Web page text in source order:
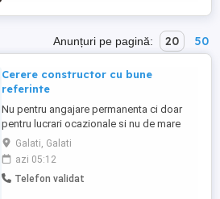
asambleaza componente ...
Anunțuri pe pagină: 20 50
Cerere constructor cu bune
referinte
Nu pentru angajare permanenta ci doar
pentru lucrari ocazionale si nu de mare
anvergura . Acceptam doar serviciile unor
persoane calme , politicoase , lipsite de
agresivitate , cu bune referinte care pot fi
obtinute si lucrari executate care pot fi
Galati, Galati
azi 05:12
Telefon validat